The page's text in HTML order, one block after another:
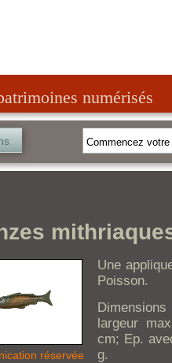
numérisés
réservée
Une
Poisson.
largeur
cm; Ep.
g.